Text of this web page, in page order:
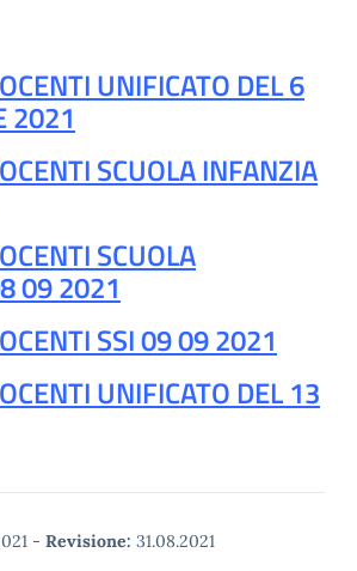
UNIFICATO DEL 6
2021
SCUOLA INFANZIA
SCUOLA
09 2021
SSI 09 09 2021
UNIFICATO DEL 13
- Revisione: 31.08.2021